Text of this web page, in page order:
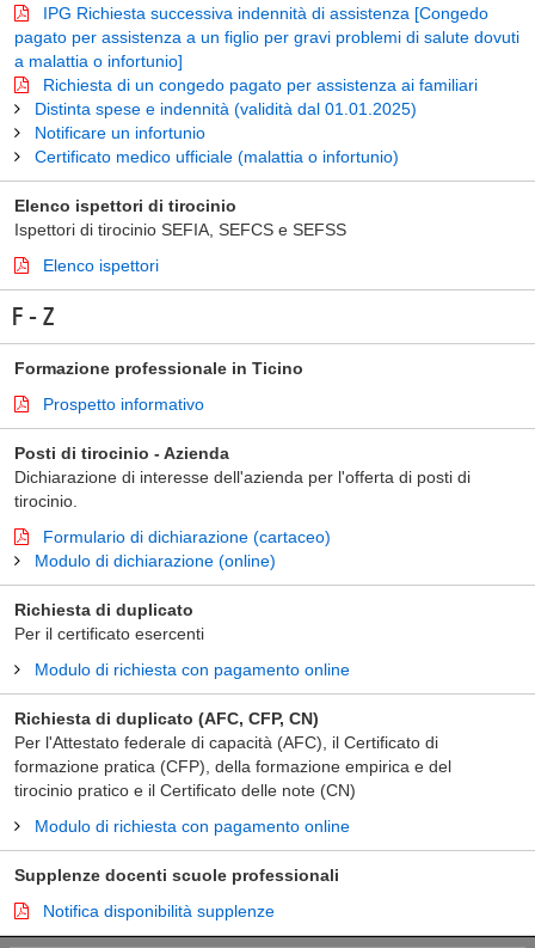
IPG Richiesta successiva indennità di assistenza [Congedo
pagato per assistenza a un figlio per gravi problemi di salute dovuti
a malattia o infortunio]
Richiesta di un congedo pagato per assistenza ai familiari
Distinta spese e indennità (validità dal 01.01.2025)
Notificare un infortunio
Certificato medico ufficiale (malattia o infortunio)
Elenco ispettori di tirocinio
Ispettori di tirocinio SEFIA, SEFCS e SEFSS
Elenco ispettori
F - Z
Formazione professionale in Ticino
Prospetto informativo
Posti di tirocinio - Azienda
Dichiarazione di interesse dell'azienda per l'offerta di posti di
tirocinio.
Formulario di dichiarazione (cartaceo)
Modulo di dichiarazione (online)
Richiesta di duplicato
Per il certificato esercenti
Modulo di richiesta con pagamento online
Richiesta di duplicato (AFC, CFP, CN)
Per l'Attestato federale di capacità (AFC), il Certificato di
formazione pratica (CFP), della formazione empirica e del
tirocinio pratico e il Certificato delle note (CN)
Modulo di richiesta con pagamento online
Supplenze docenti scuole professionali
Notifica disponibilità supplenze